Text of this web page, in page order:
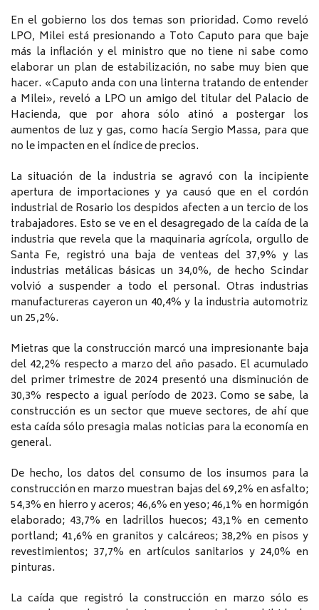
En el gobierno los dos temas son prioridad. Como reveló
LPO, Milei está presionando a Toto Caputo para que baje
más la inflación y el ministro que no tiene ni sabe como
elaborar un plan de estabilización, no sabe muy bien que
hacer. «Caputo anda con una linterna tratando de entender
a Milei», reveló a LPO un amigo del titular del Palacio de
Hacienda, que por ahora sólo atinó a postergar los
aumentos de luz y gas, como hacía Sergio Massa, para que
no le impacten en el índice de precios.
La situación de la industria se agravó con la incipiente
apertura de importaciones y ya causó que en el cordón
industrial de Rosario los despidos afecten a un tercio de los
trabajadores. Esto se ve en el desagregado de la caída de la
industria que revela que la maquinaria agrícola, orgullo de
Santa Fe, registró una baja de venteas del 37,9% y las
industrias metálicas básicas un 34,0%, de hecho Scindar
volvió a suspender a todo el personal. Otras industrias
manufactureras cayeron un 40,4% y la industria automotriz
un 25,2%.
Mietras que la construcción marcó una impresionante baja
del 42,2% respecto a marzo del año pasado. El acumulado
del primer trimestre de 2024 presentó una disminución de
30,3% respecto a igual período de 2023. Como se sabe, la
construcción es un sector que mueve sectores, de ahí que
esta caída sólo presagia malas noticias para la economía en
general.
De hecho, los datos del consumo de los insumos para la
construcción en marzo muestran bajas del 69,2% en asfalto;
54,3% en hierro y aceros; 46,6% en yeso; 46,1% en hormigón
elaborado; 43,7% en ladrillos huecos; 43,1% en cemento
portland; 41,6% en granitos y calcáreos; 38,2% en pisos y
revestimientos; 37,7% en artículos sanitarios y 24,0% en
pinturas.
La caída que registró la construcción en marzo sólo es